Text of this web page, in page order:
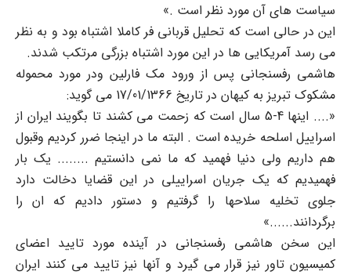
سیاست های آن مورد نظر است .»
این در حالی است که تحلیل قربانی فر کاملا اشتباه بود و به نظر
می رسد آمریکایی ها در این مورد اشتباه بزرگی مرتکب شدند.
هاشمی رفسنجانی پس از ورود مک فارلین ودر مورد محموله
مشکوک تبریز به کیهان در تاریخ 17/01/1366 می گوید:
«.... اینها 4-5 سال است که زحمت می کشند تا بگویند ایران از
اسراییل اسلحه خریده است . البته ما در اینجا ضرر کردیم وقبول
هم داریم ولی دنیا فهمید که ما نمی دانستیم ........ یک بار
فهمیدیم که یک جریان اسراییلی در این قضایا دخالت دارد
جلوی تخلیه سلاحها را گرفتیم و دستور دادیم که ان را
برگردانند......»
این سخن هاشمی رفسنجانی در آینده مورد تایید اعضای
کمیسیون تاور نیز قرار می گیرد و آنها نیز تایید می کنند ایران